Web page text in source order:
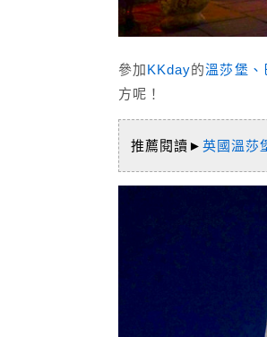
參加KKday的溫莎堡、
方呢！
推薦閱讀►英國溫莎